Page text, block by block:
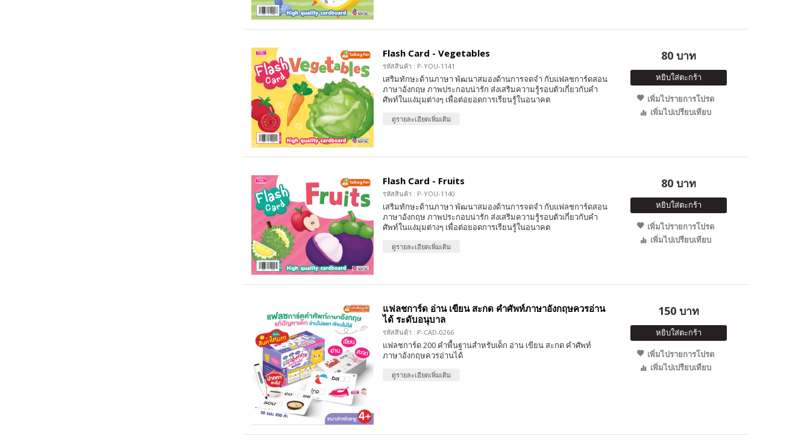
Flash Card - Vegetables
รหัสสินค้า : P-YOU-1141
เสริมทักษะด้านภาษา พัฒนาสมองด้านการจดจำ กับแฟลชการ์ดสอน
ภาษาอังกฤษ ภาพประกอบน่ารัก ส่งเสริมความรู้รอบตัวเกี่ยวกับคำ
ศัพท์ในแง่มุมต่างๆ เพื่อต่อยอดการเรียนรู้ในอนาคต
ดูรายละเอียดเพิ่มเติม
80 บาท
หยิบใส่ตะกร้า
เพิ่มไปรายการโปรด
เพิ่มไปเปรียบเทียบ
Flash Card - Fruits
รหัสสินค้า : P-YOU-1140
เสริมทักษะด้านภาษา พัฒนาสมองด้านการจดจำ กับแฟลชการ์ดสอน
ภาษาอังกฤษ ภาพประกอบน่ารัก ส่งเสริมความรู้รอบตัวเกี่ยวกับคำ
ศัพท์ในแง่มุมต่างๆ เพื่อต่อยอดการเรียนรู้ในอนาคต
ดูรายละเอียดเพิ่มเติม
80 บาท
หยิบใส่ตะกร้า
เพิ่มไปรายการโปรด
เพิ่มไปเปรียบเทียบ
แฟลชการ์ด อ่าน เขียน สะกด คำศัพท์ภาษาอังกฤษควรอ่าน
ได้ ระดับอนุบาล
รหัสสินค้า : P-CAD-0266
แฟลชการ์ด 200 คำพื้นฐานสำหรับเด็ก อ่าน เขียน สะกด คำศัพท์
ภาษาอังกฤษควรอ่านได้
ดูรายละเอียดเพิ่มเติม
150 บาท
หยิบใส่ตะกร้า
เพิ่มไปรายการโปรด
เพิ่มไปเปรียบเทียบ